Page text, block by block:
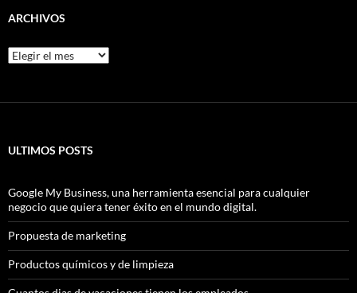
ARCHIVOS
Archivos
ULTIMOS POSTS
Google My Business, una herramienta esencial para cualquier
negocio que quiera tener éxito en el mundo digital.
Propuesta de marketing
Productos químicos y de limpieza